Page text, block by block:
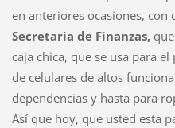
en anteriores ocasiones,
Secretaria de Finanzas,que
caja chica, que se usa para
de celulares de altos
dependencias y hasta para
Así que hoy, que usted esta